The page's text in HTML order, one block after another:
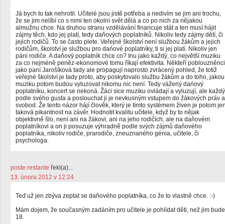
Já bych to tak nehrotil. Učitelé jsou jistě potřeba a nedivím se jim ani trochu,
že se jim nelíbí co s nimi ten okolní svět dělá a co po nich za nějakou
almužnu chce. Na druhou stranu vzdělávání financuje stát a ten musí hájit
zájmy těch, kdo jej platí, tedy daňových poplatníků. Nikoliv tedy zájmy dětí, či
jejich rodičů. To se často plete. Veřejné školství není službou žákům a jejich
rodičům, školství je službou pro dańové poplatníky, ti si jej platí. Nikoliv jen
páni rodiče. A daňový poplatník chce co? Inu jako každý, co největší muziku
za co nejméně peněz-ekonomové tomu říkají efektivita. Někteří poblouzněnci
jako paní Jarošíková tady ale propagují naprosto zvrácený pohled, že totiž
veřejné školství je tady proto, aby poskytovalo službu žákům a do toho, jakou
muziku potom budou vyluzovat nikomu nic není. Tedy vážený dańový
poplatníku, koncert se nekoná. Žáci sice muziku ovládají a vyluzují, ale každý
podle svého gusta a poslouchat ji je nevkusným vstupem do žákových práv a
svobod. Že tento názor hájí člověk, který je tímto systémem živen je potom
taková pikantnost na závěr. Hodnotit kvalitu učitele, když by to nějak
objektivně šlo, není ani na žákovi, ani na jeho rodičích, ale na daňovém
poplatníkovi a on ji posuzuje výhradně podle svých zájmů daňového
poplatníka, nikoliv rodiče, prarodiče, zneuznaného génia, učitele, či
psychologa.
poste.restante řekl(a)...
13. února 2012 v 12:24
Teď už jen zbýva zeptat se daňového poplatníka, co že to vlastně chce. :-)
Mám dojem, že současným zadáním pro učitele je pohlídat děti, než jim bude
18.